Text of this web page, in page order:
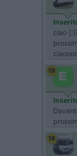
ciao
19
18